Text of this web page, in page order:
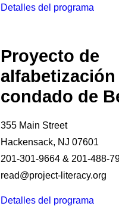
Detalles del programa
Proyecto de
alfabetización
condado de
355 Main Street
Hackensack, NJ 07601
201-301-9664 & 201-488-
read@project-literacy.org
Detalles del programa